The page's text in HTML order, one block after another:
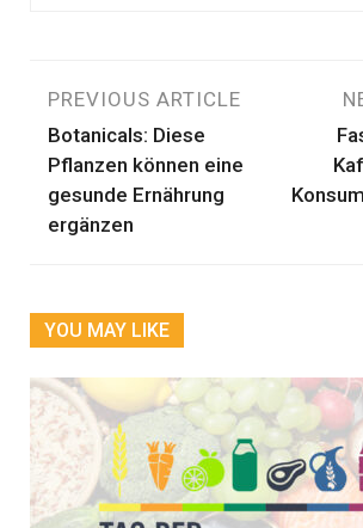
Beitragsnavigation
PREVIOUS ARTICLE
Botanicals: Diese
Pflanzen können eine
gesunde Ernährung
ergänzen
YOU MAY LIKE